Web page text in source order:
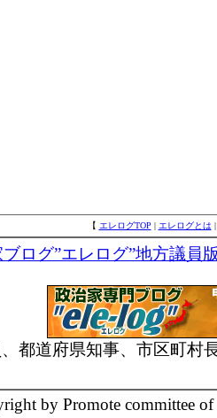
【 エレログTOP | エレログとは
ログ”エレログ”地方議員
都道府県知事、市区町村
by Promote committee